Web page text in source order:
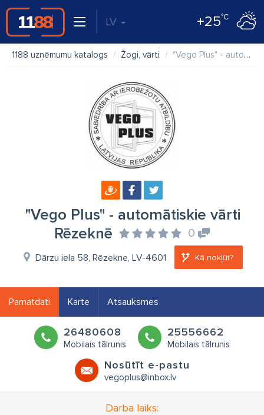
LV +25°C
1188 uzņēmumu katalogs Žogi, vārti "Vego Plus" - automātiskie vārti Rēzeknē
"Vego Plus" - automātiskie vārti
Rēzeknē
0
Dārzu iela 58, Rēzekne, LV-4601 Kā nokļūt?
Pamatdati Karte Atsauksmes
26480608
Mobilais tālrunis
25556662
Mobilais tālrunis
Nosūtīt e-pastu
vegoplus@inbox.lv
Darba laiks: